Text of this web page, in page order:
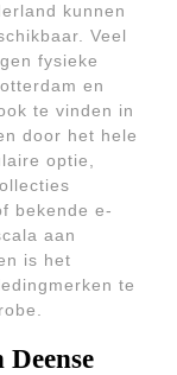
kunnen
Veel
fysieke
en
te vinden in
door het hele
optie,
bekende e-
aan
is het
te